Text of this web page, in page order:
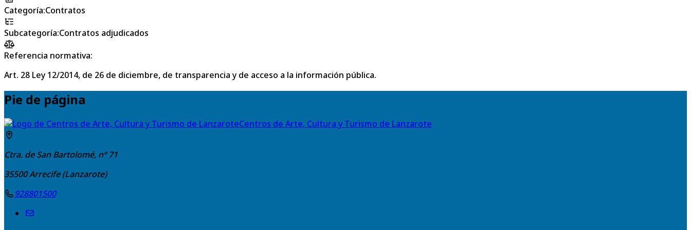
Categoría:Contratos
Subcategoría:Contratos adjudicados
Referencia normativa:
Art. 28 Ley 12/2014, de 26 de diciembre, de transparencia y de acceso a la información pública.
Pie de página
Centros de Arte, Cultura y Turismo de Lanzarote
Ctra. de San Bartolomé, nº 71
35500Arrecife (Lanzarote)
928801500